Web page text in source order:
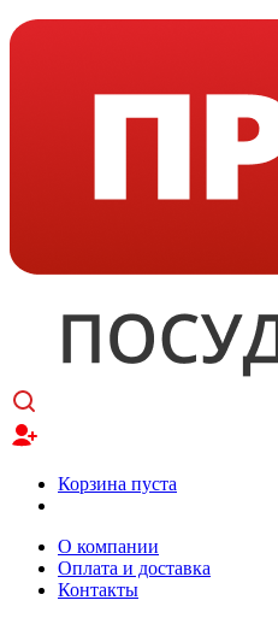
Корзина пуста
О компании
Оплата и доставка
Контакты